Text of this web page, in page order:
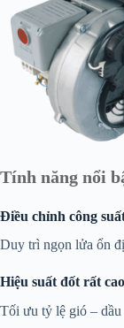
Tính năng nổi
Điều chỉnh công
Duy trì ngọn lửa ổn
Hiệu suất đốt rất cao
Tối ưu tỷ lệ gió –